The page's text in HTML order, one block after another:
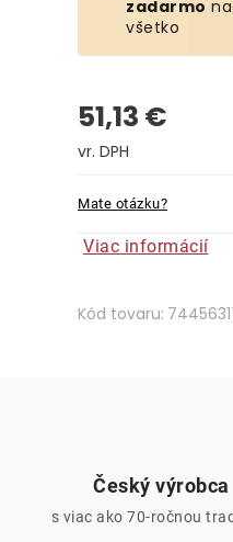
zadarmo na
všetko
51,13 €
Mate otázku?
Viac informácií
Kód tovaru:
Český výrobca
s viac ako 70-ročnou